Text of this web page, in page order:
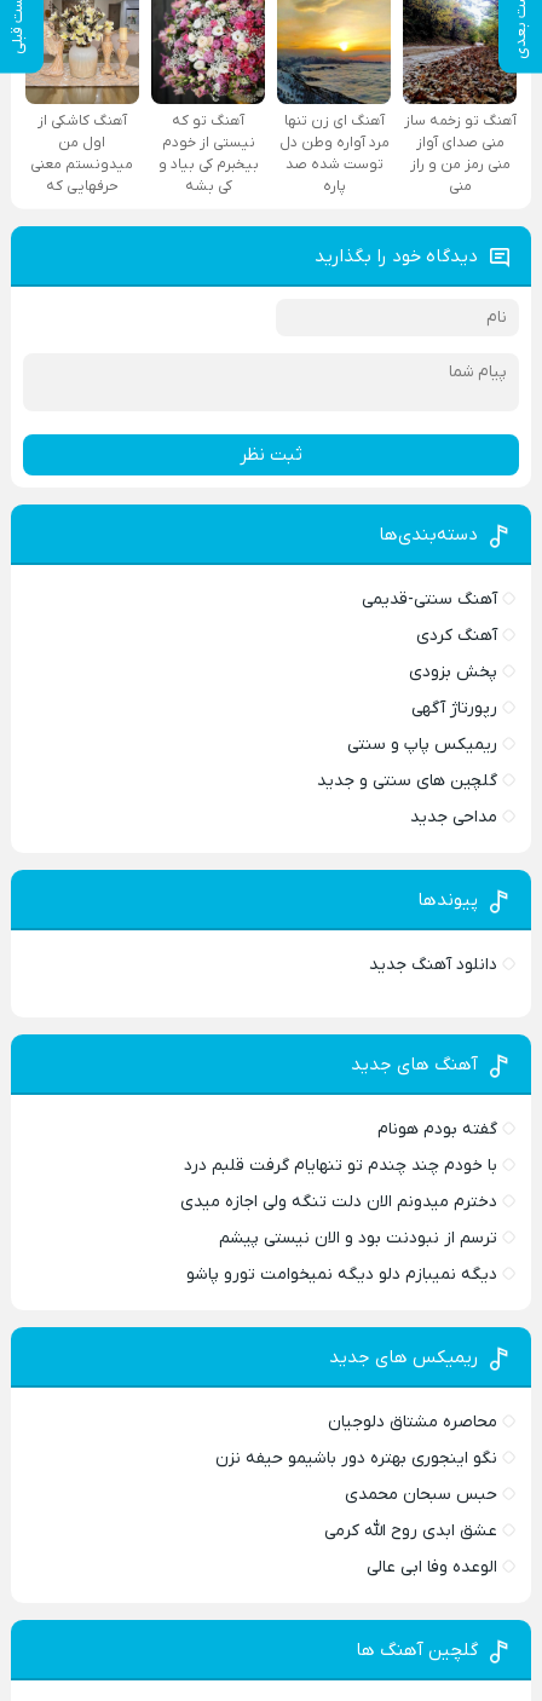
پست بعدی پست قبلی
آهنگ تو زخمه ساز
منی صدای آواز
منی رمز من و راز
منی
آهنگ ای زن تنها
مرد آواره وطن دل
توست شده صد
پاره
آهنگ تو که
نیستی از خودم
بیخبرم کی بیاد و
کی بشه
آهنگ کاشکی از
اول من
میدونستم معنی
حرفهایی که
دیدگاه خود را بگذارید
ثبت نظر
دسته‌بندی‌ها
آهنگ سنتی-قدیمی
آهنگ کردی
پخش بزودی
رپورتاژ آگهی
ریمیکس پاپ و سنتی
گلچین های سنتی و جدید
مداحی جدید
پیوندها
دانلود آهنگ جدید
آهنگ های جدید
گفته بودم هونام
با خودم چند چندم تو تنهایام گرفت قلبم درد
دخترم میدونم الان دلت تنگه ولی اجازه میدی
ترسم از نبودنت بود و الان نیستی پیشم
دیگه نمیبازم دلو دیگه نمیخوامت تورو پاشو
ریمیکس های جدید
محاصره مشتاق دلوجیان
نگو اینجوری بهتره دور باشیمو حیفه نزن
حبس سبحان محمدی
عشق ابدی روح الله کرمی
الوعده وفا ابی عالی
گلچین آهنگ ها